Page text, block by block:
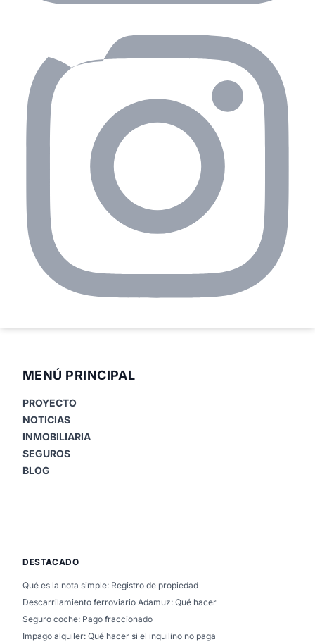
MENÚ PRINCIPAL
PROYECTO
NOTICIAS
INMOBILIARIA
SEGUROS
BLOG
DESTACADO
Qué es la nota simple: Registro de propiedad
Descarrilamiento ferroviario Adamuz: Qué hacer
Seguro coche: Pago fraccionado
Impago alquiler: Qué hacer si el inquilino no paga